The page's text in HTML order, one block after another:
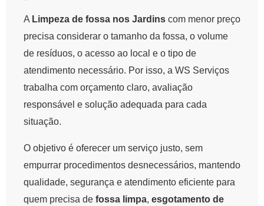
A Limpeza de fossa nos Jardins com menor preço
precisa considerar o tamanho da fossa, o volume
de resíduos, o acesso ao local e o tipo de
atendimento necessário. Por isso, a WS Serviços
trabalha com orçamento claro, avaliação
responsável e solução adequada para cada
situação.
O objetivo é oferecer um serviço justo, sem
empurrar procedimentos desnecessários, mantendo
qualidade, segurança e atendimento eficiente para
quem precisa de fossa limpa, esgotamento de